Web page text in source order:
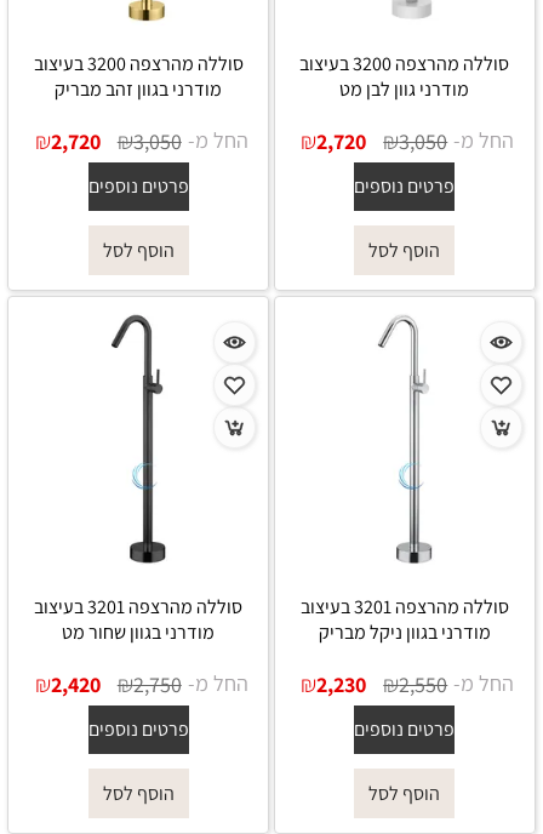
סוללה מהרצפה 3200 בעיצוב
מודרני גוון לבן מט
החל מ- ₪3,050
₪2,720
פרטים נוספים
הוסף לסל
סוללה מהרצפה 3200 בעיצוב
מודרני בגוון זהב מבריק
החל מ- ₪3,050
₪2,720
פרטים נוספים
הוסף לסל
סוללה מהרצפה 3201 בעיצוב
מודרני בגוון ניקל מבריק
החל מ- ₪2,550
₪2,230
פרטים נוספים
הוסף לסל
סוללה מהרצפה 3201 בעיצוב
מודרני בגוון שחור מט
החל מ- ₪2,750
₪2,420
פרטים נוספים
הוסף לסל